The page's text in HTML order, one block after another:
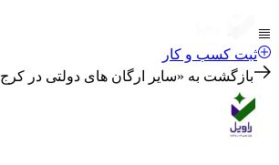
ثبت کسب و کار
بازگشت به «سایر ارگان های دولتی در کرج